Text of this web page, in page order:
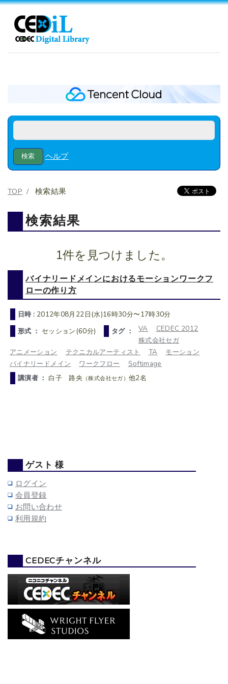
ヘルプ
TOP 検索結果
検索結果
1件を見つけました。
バイナリードメインにおけるモーションワークフ
ローの作り方
日時 : 2012年08月22日(水)16時30分〜17時30分
形式 ： セッション(60分) タグ ： VA
CEDEC 2012
株式会社セガ
アニメーション
テクニカルアーティスト TA
モーション
バイナリードメイン
ワークフロー
Softimage
講演者 ： 白子 路央 （株式会社セガ） 他2名
ゲスト 様
ログイン
会員登録
お問い合わせ
利用規約
CEDECチャンネル